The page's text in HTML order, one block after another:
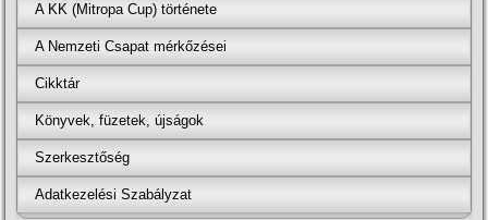
A KK (Mitropa Cup) története
A Nemzeti Csapat mérkőzései
Cikktár
Könyvek, füzetek, újságok
Szerkesztőség
Adatkezelési Szabályzat